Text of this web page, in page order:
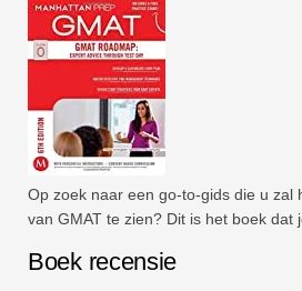
Op zoek naar een go-to-gids die u zal
van GMAT te zien? Dit is het boek dat
Boek recensie